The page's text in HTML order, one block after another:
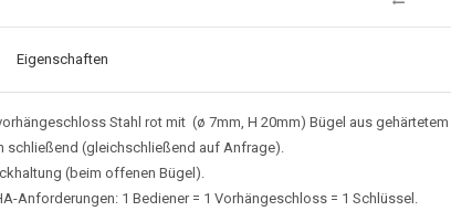
Eigenschaften
Stahl rot mit (ø 7mm, H 20mm) Bügel aus gehärtetem
schließend (gleichschließend auf Anfrage).
(beim offenen Bügel).
Anforderungen: 1 Bediener = 1 Vorhängeschloss = 1 Schlüssel.